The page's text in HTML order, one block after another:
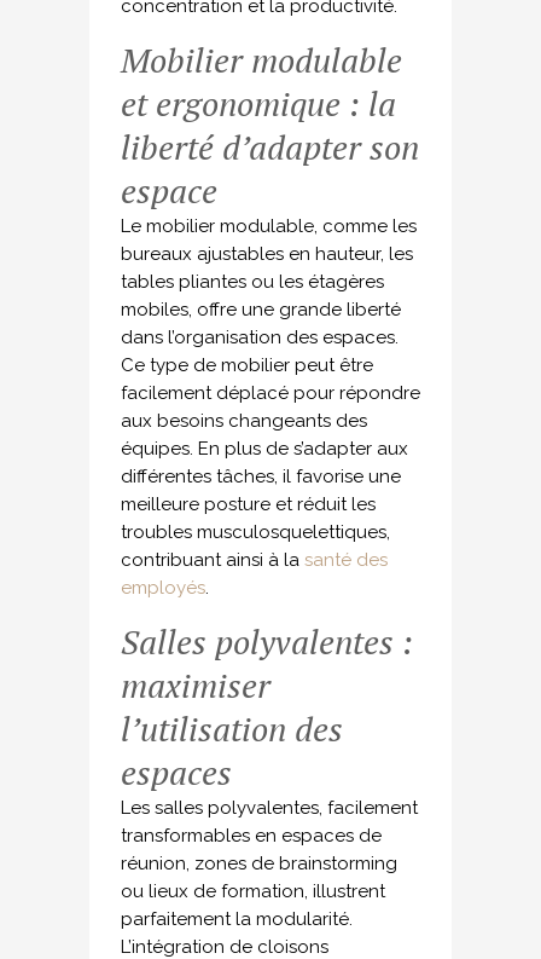
concentration et la productivité.
Mobilier modulable
et ergonomique : la
liberté d’adapter son
espace
Le mobilier modulable, comme les
bureaux ajustables en hauteur, les
tables pliantes ou les étagères
mobiles, offre une grande liberté
dans l’organisation des espaces.
Ce type de mobilier peut être
facilement déplacé pour répondre
aux besoins changeants des
équipes. En plus de s’adapter aux
différentes tâches, il favorise une
meilleure posture et réduit les
troubles musculosquelettiques,
contribuant ainsi à la santé des
employés
Salles polyvalentes :
maximiser
l’utilisation des
espaces
Les salles polyvalentes, facilement
transformables en espaces de
réunion, zones de brainstorming
ou lieux de formation, illustrent
parfaitement la modularité.
L’intégration de cloisons